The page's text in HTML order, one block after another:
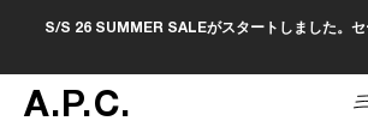
S/S 26 SUMMER SALEがスタートしました。セ
A.P.C.